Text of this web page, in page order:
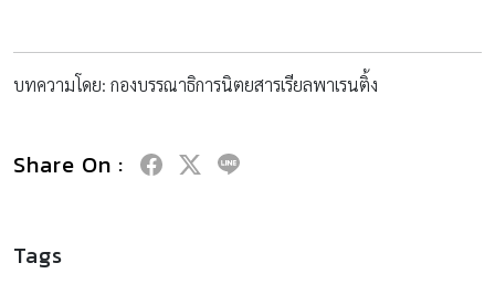
บทความโดย: กองบรรณาธิการนิตยสารเรียลพาเรนติ้ง
Share On :
Tags